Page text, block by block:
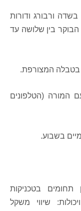
בשדה ורבורג ודורות
בשעות הבוקר בין שלושה עד
בטבלה המצורפת.
המורה (הטלפונים
תחומים בטכניקות
שיווי משקל